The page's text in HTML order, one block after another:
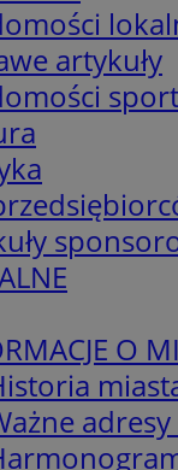
artykuły
O